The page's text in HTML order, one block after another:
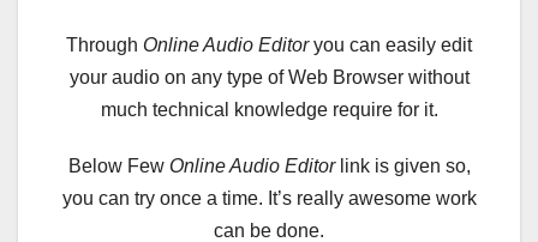
Through Online Audio Editoryou can easily edit
your audio on any type of Web Browser without
much technical knowledge require for it.
Below Few Online Audio Editorlink is given so,
you can try once a time. It’s really awesome work
can be done.